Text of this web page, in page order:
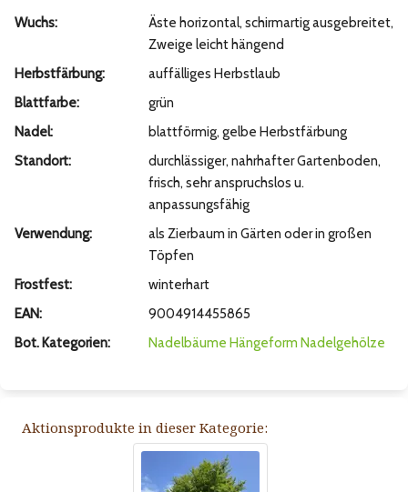
Wuchs:
Äste horizontal, schirmartig ausgebreitet,
Zweige leicht hängend
Herbstfärbung:
auffälliges Herbstlaub
Blattfarbe:
grün
Nadel:
blattförmig, gelbe Herbstfärbung
Standort:
durchlässiger, nahrhafter Gartenboden,
frisch, sehr anspruchslos u.
anpassungsfähig
Verwendung:
als Zierbaum in Gärten oder in großen
Töpfen
Frostfest:
winterhart
EAN:
9004914455865
Bot. Kategorien:
Nadelbäume Hängeform Nadelgehölze
Aktionsprodukte in dieser Kategorie: